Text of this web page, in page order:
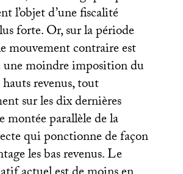
l’objet d’une fiscalité
forte. Or, sur la période
mouvement contraire est
une moindre imposition du
revenus, tout
sur les dix dernières
montée parallèle de la
qui ponctionne de façon
les bas revenus. Le